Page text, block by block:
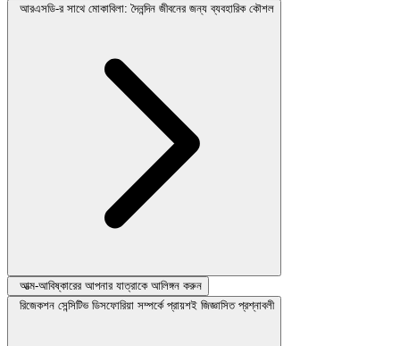
আরএসডি-র সাথে মোকাবিলা: দৈনন্দিন জীবনের জন্য ব্যবহারিক কৌশল
আত্ম-আবিষ্কারের আপনার যাত্রাকে আলিঙ্গন করুন
রিজেকশন সেন্সিটিভ ডিসফোরিয়া সম্পর্কে প্রায়শই জিজ্ঞাসিত প্রশ্নাবলী